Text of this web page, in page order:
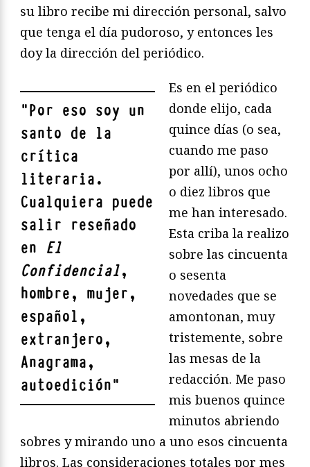
su libro recibe mi dirección personal, salvo
que tenga el día pudoroso, y entonces les
doy la dirección del periódico.
"Por eso soy un
santo de la
crítica
literaria.
Cualquiera puede
salir reseñado
en El
Confidencial,
hombre, mujer,
español,
extranjero,
Anagrama,
autoedición"
Es en el periódico
donde elijo, cada
quince días (o sea,
cuando me paso
por allí), unos ocho
o diez libros que
me han interesado.
Esta criba la realizo
sobre las cincuenta
o sesenta
novedades que se
amontonan, muy
tristemente, sobre
las mesas de la
redacción. Me paso
mis buenos quince
minutos abriendo
sobres y mirando uno a uno esos cincuenta
libros. Las consideraciones totales por mes